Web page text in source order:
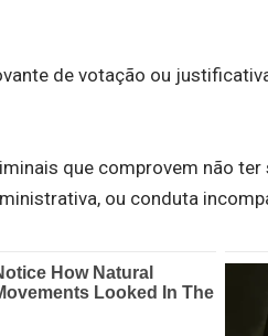
de votação ou
que comprovem não
ou conduta